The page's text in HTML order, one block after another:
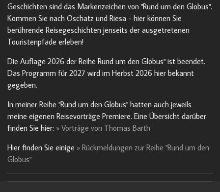
Geschichten sind das Markenzeichen von "Rund um den Globus".
Kommen Sie nach Oschatz und Riesa - hier können Sie
berührende Reisegeschichten jenseits der ausgetretenen
Touristenpfade erleben!
Die Auflage 2026 der Reihe Rund um den Globus" ist beendet.
Das Programm für 2027 wird im Herbst 2026 hier bekannt
gegeben.
In meiner Reihe "Rund um den Globus" hatten auch jeweils
meine eigenen Reisevorträge Premiere. Eine Übersicht darüber
finden Sie hier: » Vorträge von Thomas Barth
Hier finden Sie einige » Rückmeldungen zur Reihe "Rund um den
Globus"